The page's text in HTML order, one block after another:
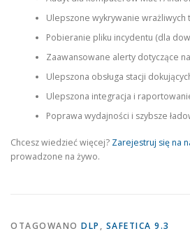
Ulepszone wykrywanie wrażliwych
Pobieranie pliku incydentu (dla
Zaawansowane alerty dotyczące
Ulepszona obsługa stacji
Ulepszona integracja i
Poprawa wydajności i szybsze
Chcesz wiedzieć więcej? Zarejestruj się na
prowadzone na żywo.
OTAGOWANO DLP , SAFETICA 9.3